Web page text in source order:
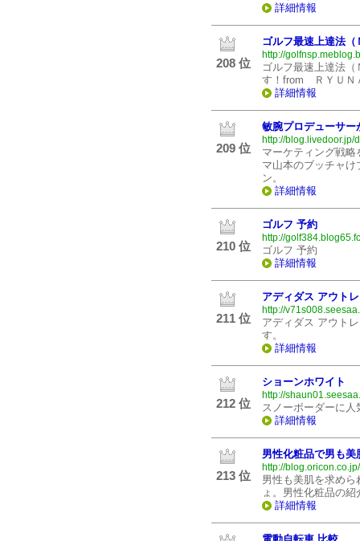
詳細情報
208 位
ゴルフ最速上達法（
http://
ゴルフ最速上達法
す！from ＲＹＵＮ
詳細情報
209 位
敏腕プロデューサー
http://blog.livedoor.jp/
マーケティング戦
マ山本のブッチャ
ン。
詳細情報
210 位
ゴルフ 予約
http://
ゴルフ 予約
詳細情報
211 位
アディダス アウト
http://
アディダス アウト
す。
詳細情報
212 位
ショーンホワイト
http://
スノーボーダーに
詳細情報
213 位
男性化粧品で男も美
http://
男性も美肌を求め
ょ。男性化粧品の
詳細情報